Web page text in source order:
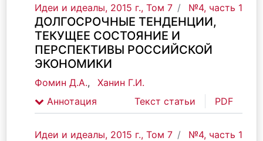
Идеи и идеалы, 2015 г., Том 7 №4, часть 1
ДОЛГОСРОЧНЫЕ ТЕНДЕНЦИИ,
ТЕКУЩЕЕ СОСТОЯНИЕ И
ПЕРСПЕКТИВЫ РОССИЙСКОЙ
ЭКОНОМИКИ
Фомин Д.А.,
Ханин Г.И.
Аннотация
Текст статьи PDF
Идеи и идеалы, 2015 г., Том 7 №4, часть 1